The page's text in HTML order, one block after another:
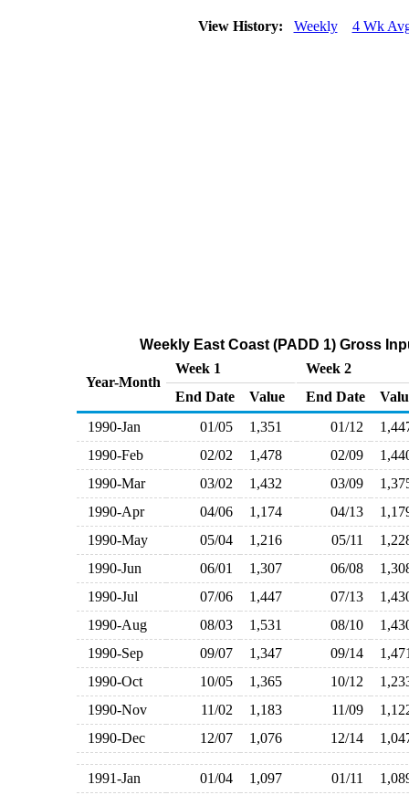
View History: Weekly 4 Wk
Weekly East Coast (PADD 1) Gross
Year-Month
Week 1
Week 2
End Date
Value End Date
1990-Jan
01/05 1,351 01/12
1990-Feb
02/02 1,478 02/09
1990-Mar
03/02 1,432 03/09
1990-Apr
04/06 1,174 04/13
1990-May
05/04 1,216 05/11
1990-Jun
06/01 1,307 06/08
1990-Jul
07/06 1,447 07/13
1990-Aug
08/03 1,531 08/10
1990-Sep
09/07 1,347 09/14
1990-Oct
10/05 1,365 10/12
1990-Nov
11/02 1,183 11/09
1990-Dec
12/07 1,076 12/14
1991-Jan 01/04 1,097 01/11